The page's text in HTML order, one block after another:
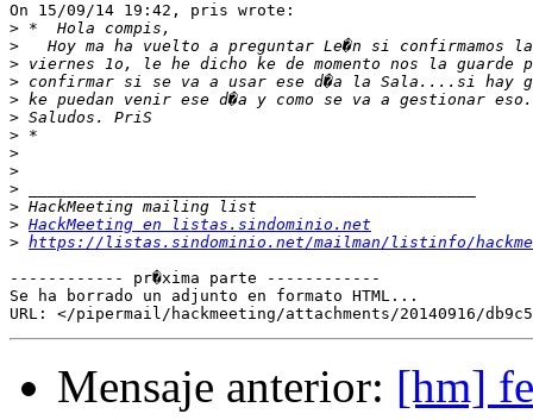
On 15/09/14 19:42, pris wrote:
>
>
>
>
>
>
>
>
>
>
>
> HackMeeting en listas.sindominio.net
> https://listas.sindominio.net/mailman/listinfo/
------------ pr�xima parte ------------
Se ha borrado un adjunto en formato HTML...
Mensaje anterior: [hm]